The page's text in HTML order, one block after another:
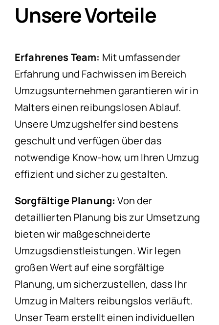
Unsere Vorteile
Erfahrenes Team: Mit umfassender
Erfahrung und Fachwissen im Bereich
Umzugsunternehmen garantieren wir in
Malters einen reibungslosen Ablauf.
Unsere Umzugshelfer sind bestens
geschult und verfügen über das
notwendige Know-how, um Ihren Umzug
effizient und sicher zu gestalten.
Sorgfältige Planung: Von der
detaillierten Planung bis zur Umsetzung
bieten wir maßgeschneiderte
Umzugsdienstleistungen. Wir legen
großen Wert auf eine sorgfältige
Planung, um sicherzustellen, dass Ihr
Umzug in Malters reibungslos verläuft.
Unser Team erstellt einen individuellen